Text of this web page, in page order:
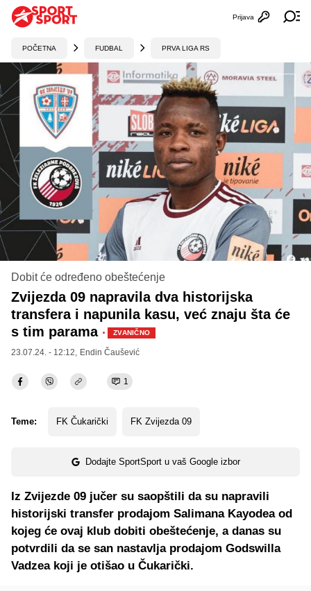
Otvori
Prijava
POČETNA FUDBAL PRVA LIGA RS
Dobit će određeno obeštećenje
Zvijezda 09 napravila dva historijska
transfera i napunila kasu, već znaju šta će
s tim parama · ZVANIČNO
23.07.24. - 12:12, Endin Čaušević
1
Teme: FK Čukarički FK Zvijezda 09
Dodajte SportSport u vaš Google izbor
Iz Zvijezde 09 jučer su saopštili da su napravili
historijski transfer prodajom Salimana Kayodea od
kojeg će ovaj klub dobiti obeštećenje, a danas su
potvrdili da se san nastavlja prodajom Godswilla
Vadzea koji je otišao u Čukarički.